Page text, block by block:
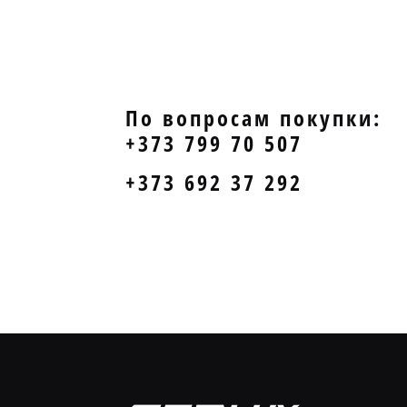
По вопросам покупки:
+373 799 70 507
+373 692 37 292